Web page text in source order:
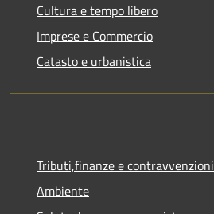
Cultura e tempo libero
Imprese e Commercio
Catasto e urbanistica
Tributi,finanze e contravvenzioni
Ambiente